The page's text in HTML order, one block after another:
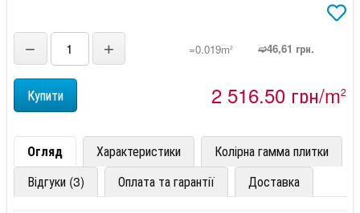
− + =0.019m2 ➫46,61 грн.
2 516,50 грн/m2
Огляд Характеристики
Колірна гамма плитки
Відгуки (3)
Оплата та гарантії Доставка